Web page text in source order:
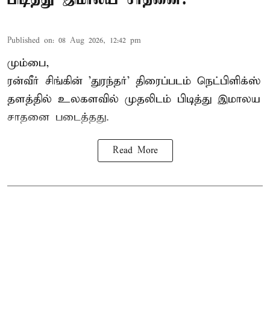
Published on: 08 Aug 2026, 12:42 pm
மும்பை,
ரன்வீர் சிங்கின் 'துரந்தர்' திரைப்படம் நெட்பிளிக்ஸ்
தளத்தில் உலகளவில் முதலிடம் பிடித்து இமாலய
சாதனை படைத்தது.
Read More